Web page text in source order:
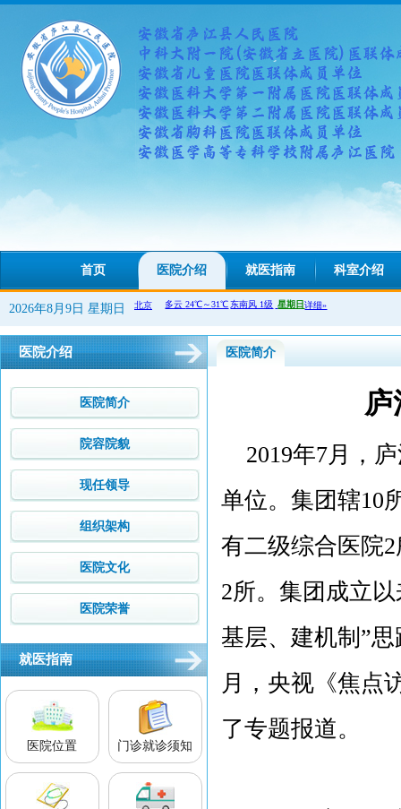
首页 医院介绍 就医指南 科室介绍
2026年8月9日 星期日
医院介绍
医院简介
院容院貌
现任领导
组织架构
医院文化
医院荣誉
就医指南
医院位置 门诊就诊须知
医院简介
庐
2019年7月，
单位。集团辖10
有二级综合医院
2所。集团成立
基层、建机制”
月，央视《焦点
了专题报道。